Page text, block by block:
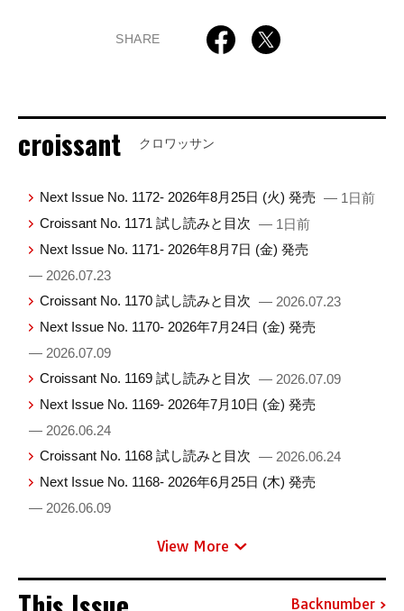
SHARE
croissant クロワッサン
Next Issue No. 1172- 2026年8月25日 (火) 発売 — 1日前
Croissant No. 1171 試し読みと目次 — 1日前
Next Issue No. 1171- 2026年8月7日 (金) 発売
— 2026.07.23
Croissant No. 1170 試し読みと目次 — 2026.07.23
Next Issue No. 1170- 2026年7月24日 (金) 発売
— 2026.07.09
Croissant No. 1169 試し読みと目次 — 2026.07.09
Next Issue No. 1169- 2026年7月10日 (金) 発売
— 2026.06.24
Croissant No. 1168 試し読みと目次 — 2026.06.24
Next Issue No. 1168- 2026年6月25日 (木) 発売
— 2026.06.09
View More
Backnumber